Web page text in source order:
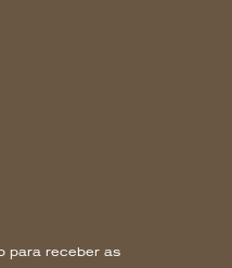
para receber as